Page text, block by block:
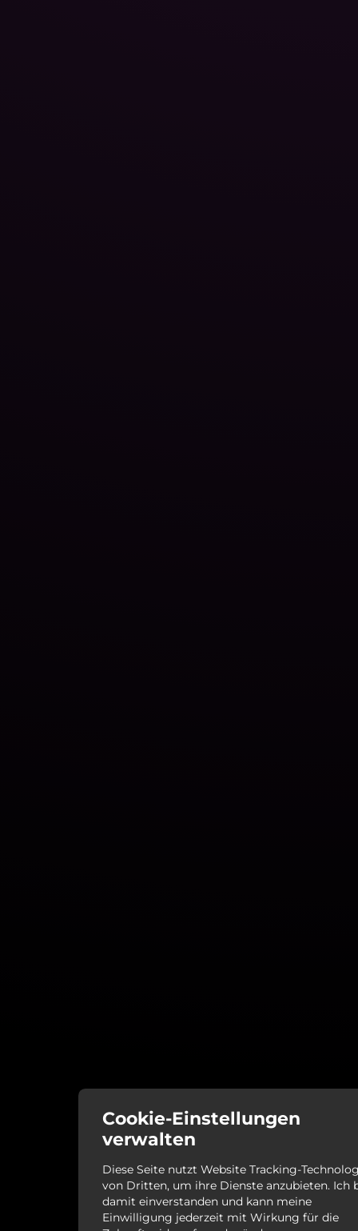
Cookie-Einstellungen
verwalten
Diese Seite nutzt Website Tracking-
von Dritten, um ihre Dienste anzubieten. Ich
damit einverstanden und kann meine
Einwilligung jederzeit mit Wirkung für die